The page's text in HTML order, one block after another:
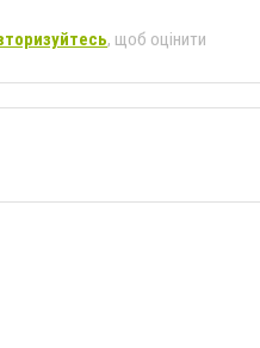
, щоб оцінити